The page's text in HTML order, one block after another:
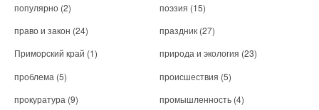
популярно (2) поэзия (15)
право и закон (24) праздник (27)
Приморский край (1) природа и экология (23)
проблема (5) происшествия (5)
прокуратура (9) промышленность (4)